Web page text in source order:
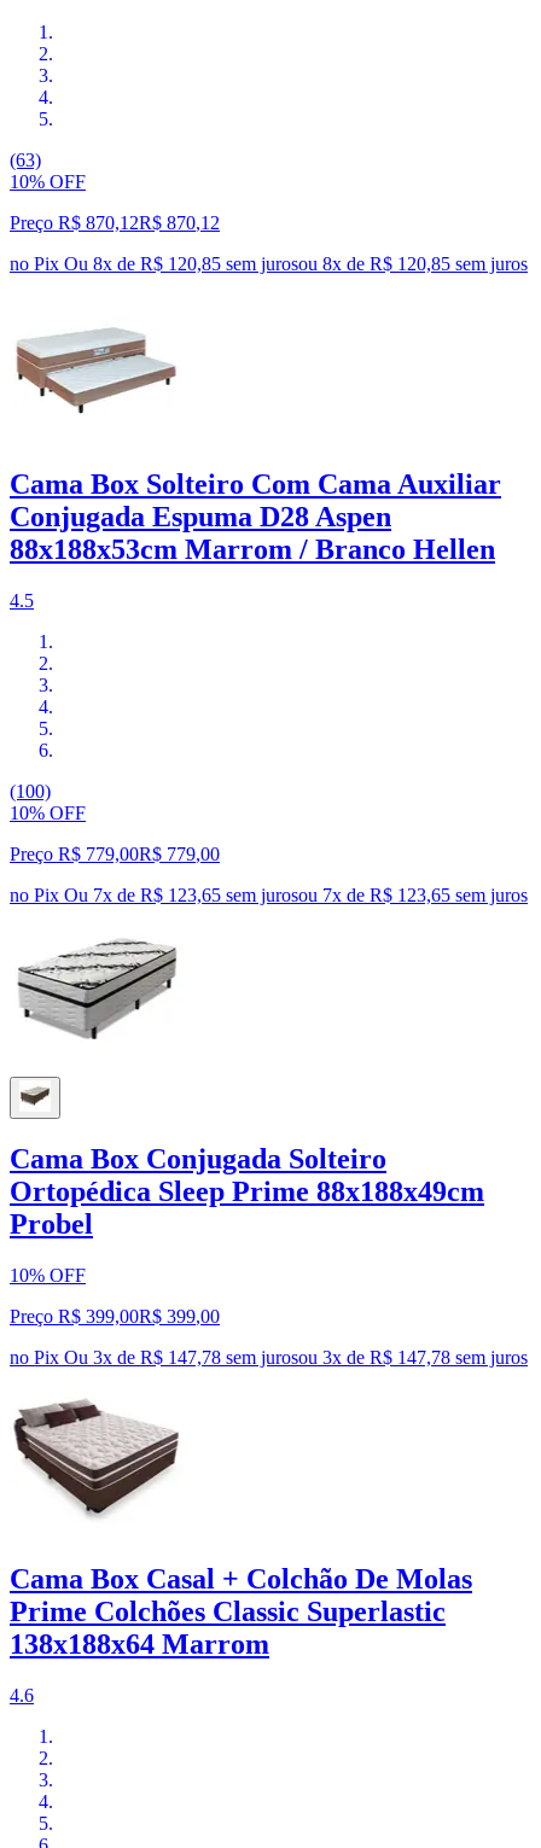
(63)
10% OFF
Preço R$ 870,12R$ 870,12
no Pix Ou 8x de R$ 120,85 sem jurosou 8x de R$ 120,85 sem juros
Cama Box Solteiro Com Cama Auxiliar
Conjugada Espuma D28 Aspen
88x188x53cm Marrom / Branco Hellen
4.5
(100)
10% OFF
Preço R$ 779,00R$ 779,00
no Pix Ou 7x de R$ 123,65 sem jurosou 7x de R$ 123,65 sem juros
Cama Box Conjugada Solteiro
Ortopédica Sleep Prime 88x188x49cm
Probel
10% OFF
Preço R$ 399,00R$ 399,00
no Pix Ou 3x de R$ 147,78 sem jurosou 3x de R$ 147,78 sem juros
Cama Box Casal + Colchão De Molas
Prime Colchões Classic Superlastic
138x188x64 Marrom
4.6